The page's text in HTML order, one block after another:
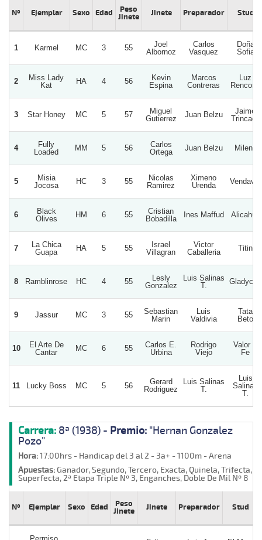
Nº Ejemplar Sexo Edad
Peso
Jinete
Jinete Preparador Stud
1 Karmel MC 3 55
Joel
Albornoz
Carlos
Vasquez
Doña
Sofia
2
Miss Lady
Kat
HA 4 56
Kevin
Espina
Marcos
Contreras
Luz
Rencoret
3 Star Honey MC 5 57
Miguel
Gutierrez
Juan Belzu
Jaime
Trincado
4
Fully
Loaded
MM 5 56
Carlos
Ortega
Juan Belzu Milena
5
Misia
Jocosa
HC 3 55
Nicolas
Ramirez
Ximeno
Urenda
Vendaval
6
Black
Olives
HM 6 55
Cristian
Bobadilla
Ines Maffud Alicahue
7
La Chica
Guapa
HA 5 55
Israel
Villagran
Victor
Caballeria
Titin
8 Ramblinrose HC 4 55
Lesly
Gonzalez
Luis Salinas
T.
Gladycita
9 Jassur MC 3 55
Sebastian
Marin
Luis
Valdivia
Tata
Beto
10
El Arte De
Cantar
MC 6 55
Carlos E.
Urbina
Rodrigo
Viejo
Valor Y
Fe
11 Lucky Boss MC 5 56
Gerard
Rodriguez
Luis Salinas
T.
Luis
Salinas
T.
Carrera: 8ª (1938) - Premio: "Hernan Gonzalez
Pozo"
Hora:17:00hrs - Handicap del 3 al 2 - 3a+ - 1100m - Arena
Apuestas:Ganador, Segundo, Tercero, Exacta, Quinela, Trifecta,
Superfecta, 2ª Etapa Triple Nº 3, Enganches, Doble De Mil Nº 8
Nº Ejemplar Sexo Edad
Peso
Jinete
Jinete Preparador Stud